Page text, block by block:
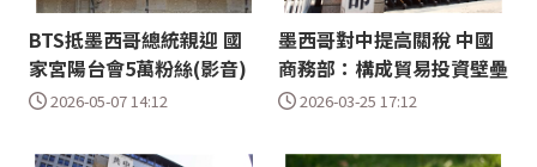
BTS抵墨西哥總統親迎 國
家宮陽台會5萬粉絲(影音)
2026-05-07 14:12
墨西哥對中提高關稅 中國
商務部：構成貿易投資壁壘
2026-03-25 17:12